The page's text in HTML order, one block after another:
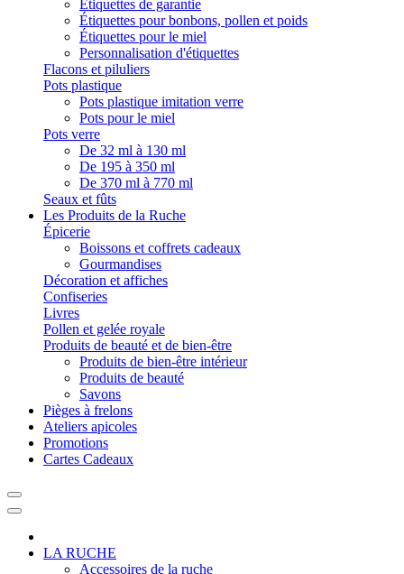
Étiquettes de garantie
Étiquettes pour bonbons, pollen et poids
Étiquettes pour le miel
Personnalisation d'étiquettes
Flacons et piluliers
Pots plastique
Pots plastique imitation verre
Pots pour le miel
Pots verre
De 32 ml à 130 ml
De 195 à 350 ml
De 370 ml à 770 ml
Seaux et fûts
Les Produits de la Ruche
Épicerie
Boissons et coffrets cadeaux
Gourmandises
Décoration et affiches
Confiseries
Livres
Pollen et gelée royale
Produits de beauté et de bien-être
Produits de bien-être intérieur
Produits de beauté
Savons
Pièges à frelons
Ateliers apicoles
Promotions
Cartes Cadeaux
LA RUCHE
Accessoires de la ruche